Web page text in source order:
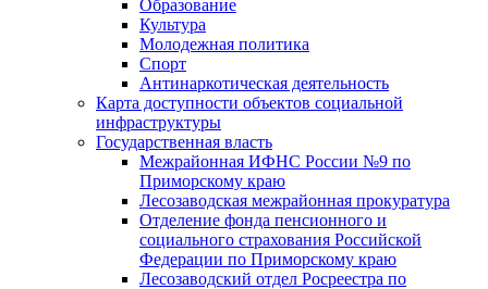
Образование
Культура
Молодежная политика
Спорт
Антинаркотическая деятельность
Карта доступности объектов социальной
инфраструктуры
Государственная власть
Межрайонная ИФНС России №9 по
Приморскому краю
Лесозаводская межрайонная прокуратура
Отделение фонда пенсионного и
социального страхования Российской
Федерации по Приморскому краю
Лесозаводский отдел Росреестра по